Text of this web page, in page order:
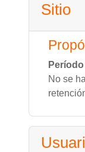
Sitio
No se